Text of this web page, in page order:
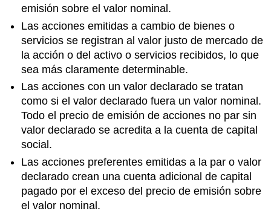
emisión sobre el valor nominal.
Las acciones emitidas a cambio de bienes o
servicios se registran al valor justo de mercado de
la acción o del activo o servicios recibidos, lo que
sea más claramente determinable.
Las acciones con un valor declarado se tratan
como si el valor declarado fuera un valor nominal.
Todo el precio de emisión de acciones no par sin
valor declarado se acredita a la cuenta de capital
social.
Las acciones preferentes emitidas a la par o valor
declarado crean una cuenta adicional de capital
pagado por el exceso del precio de emisión sobre
el valor nominal.